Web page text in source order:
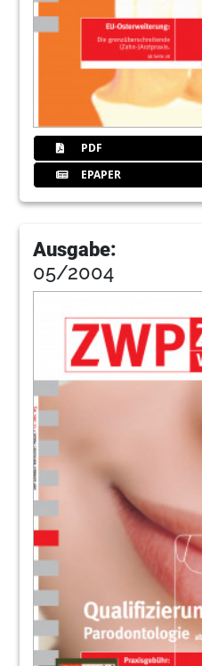
PDF
EPAPER
Ausgabe:
05/2004